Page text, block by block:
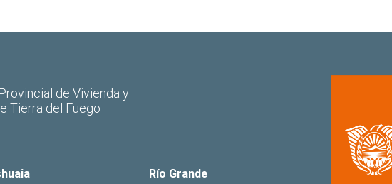
de Vivienda y
Tierra del Fuego
Río Grande